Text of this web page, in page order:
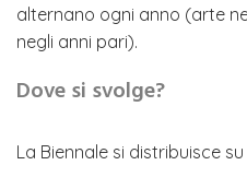
alternano ogni anno (arte
negli anni pari).
Dove si svolge?
La Biennale si distribuisce